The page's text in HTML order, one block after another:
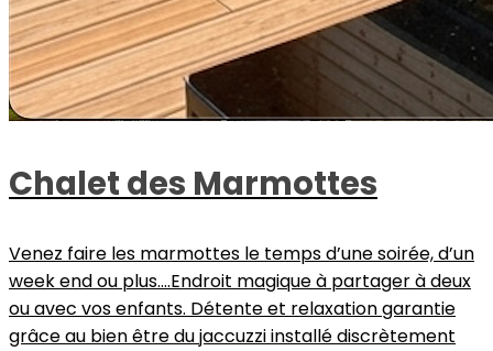
Chalet des Marmottes
Venez faire les marmottes le temps d’une soirée, d’un
week end ou plus….Endroit magique à partager à deux
ou avec vos enfants. Détente et relaxation garantie
grâce au bien être du jaccuzzi installé discrètement